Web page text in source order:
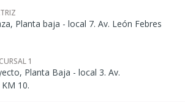
Planta baja - local 7. Av. León Febres
1
Planta Baja - local 3. Av.
10.